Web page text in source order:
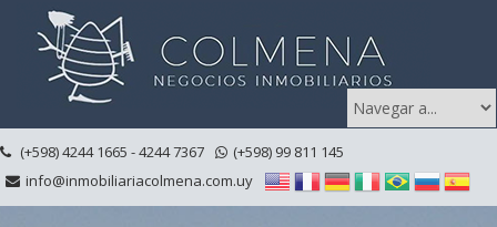
(+598) 4244 1665 - 4244 7367
(+598) 99 811 145
info@inmobiliariacolmena.com.uy